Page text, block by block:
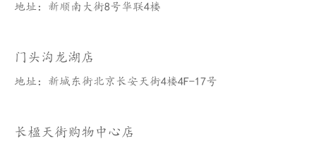
地址：新顺南大街8号华联4楼
门头沟龙湖店
地址：新城东街北京长安天街4楼4F-17号
长楹天街购物中心店